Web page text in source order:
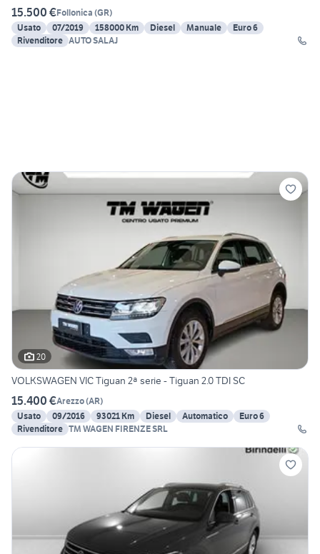
15.500 €Follonica (GR)
Usato
07/2019 158000 Km Diesel Manuale
Euro 6
Rivenditore AUTO SALAJ
20
VOLKSWAGEN VIC Tiguan 2ª serie - Tiguan 2.0 TDI SC
15.400 €Arezzo(AR)
Usato
09/2016 93021 Km Diesel Automatico
Euro 6
Rivenditore TM WAGEN FIRENZE SRL